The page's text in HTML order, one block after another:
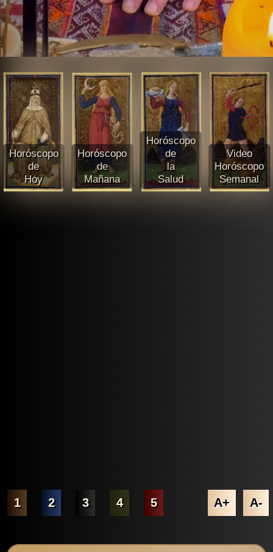
Horóscopo
de
Hoy
Horóscopo
de
Mañana
Horóscopo
de
la
Salud
Video
Horóscopo
Semanal
1 2 3 4 5 A+ A-